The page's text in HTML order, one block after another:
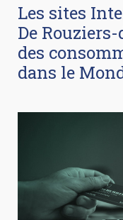
Les sites
De
des
dans le